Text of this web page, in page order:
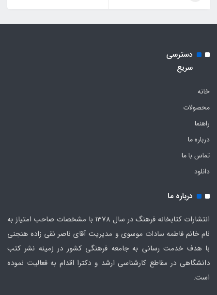
دسترسی
سریع
خانه
محصولات
راهنما
درباره ما
تماس با ما
دانلود
درباره ما
انتشارات کتابخانه فرهنگ در سال 1378 با مشخصات صاحب امتیاز به
نام خانم فاطمه سادات موسوی و مدیریت آقای ناصر نقی زاده هنجنی
با هدف خدمت رسانی به جامعه فرهنگی کشور در زمینه نشر کتب
دانشگاهی در مقاطع کارشناسی ارشد و دکترا اقدام به فعالیت نموده
است.